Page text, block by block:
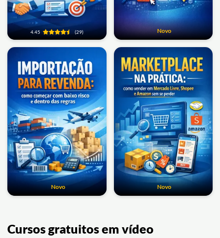
4.45 (29) Novo
Novo Novo
Cursos gratuitos em vídeo